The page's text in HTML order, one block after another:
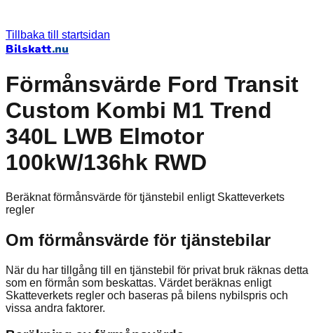
Tillbaka till startsidan
Bilskatt.nu
Förmånsvärde Ford Transit
Custom Kombi M1 Trend
340L LWB Elmotor
100kW/136hk RWD
Beräknat förmånsvärde för tjänstebil enligt Skatteverkets
regler
Om förmånsvärde för tjänstebilar
När du har tillgång till en tjänstebil för privat bruk räknas detta
som en förmån som beskattas. Värdet beräknas enligt
Skatteverkets regler och baseras på bilens nybilspris och
vissa andra faktorer.